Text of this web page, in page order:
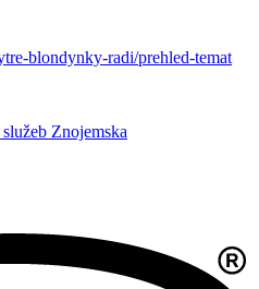
blondynky-radi/prehled-temat
Znojemska